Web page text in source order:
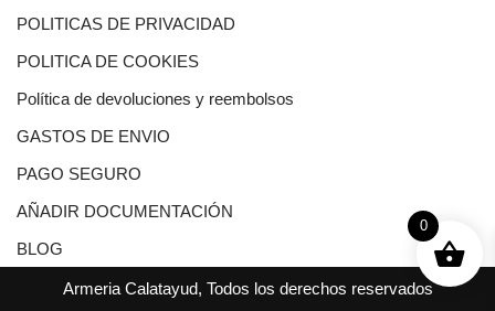
POLITICAS DE PRIVACIDAD
POLITICA DE COOKIES
Política de devoluciones y reembolsos
GASTOS DE ENVIO
PAGO SEGURO
AÑADIR DOCUMENTACIÓN
BLOG
Armeria Calatayud, Todos los derechos reservados
0